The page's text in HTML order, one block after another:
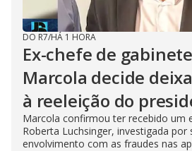
DO R7/HÁ 1 HORA
Ex-chefe de
Marcola decide
à reeleição do
Marcola confirmou ter recebido um
Roberta Luchsinger, investigada por
envolvimento com as fraudes nas